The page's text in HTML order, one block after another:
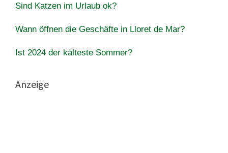
Sind Katzen im Urlaub ok?
Wann öffnen die Geschäfte in Lloret de Mar?
Ist 2024 der kälteste Sommer?
Anzeige